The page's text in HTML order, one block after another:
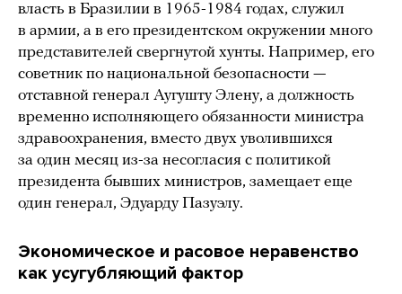
власть в Бразилии в 1965-1984 годах, служил
в армии, а в его президентском окружении много
представителей свергнутой хунты. Например, его
советник по национальной безопасности —
отставной генерал Аугушту Элену, а должность
временно исполняющего обязанности министра
здравоохранения, вместо двух уволившихся
за один месяц из-за несогласия с политикой
президента бывших министров, замещает еще
один генерал, Эдуарду Пазуэлу.
Экономическое и расовое неравенство
как усугубляющий фактор